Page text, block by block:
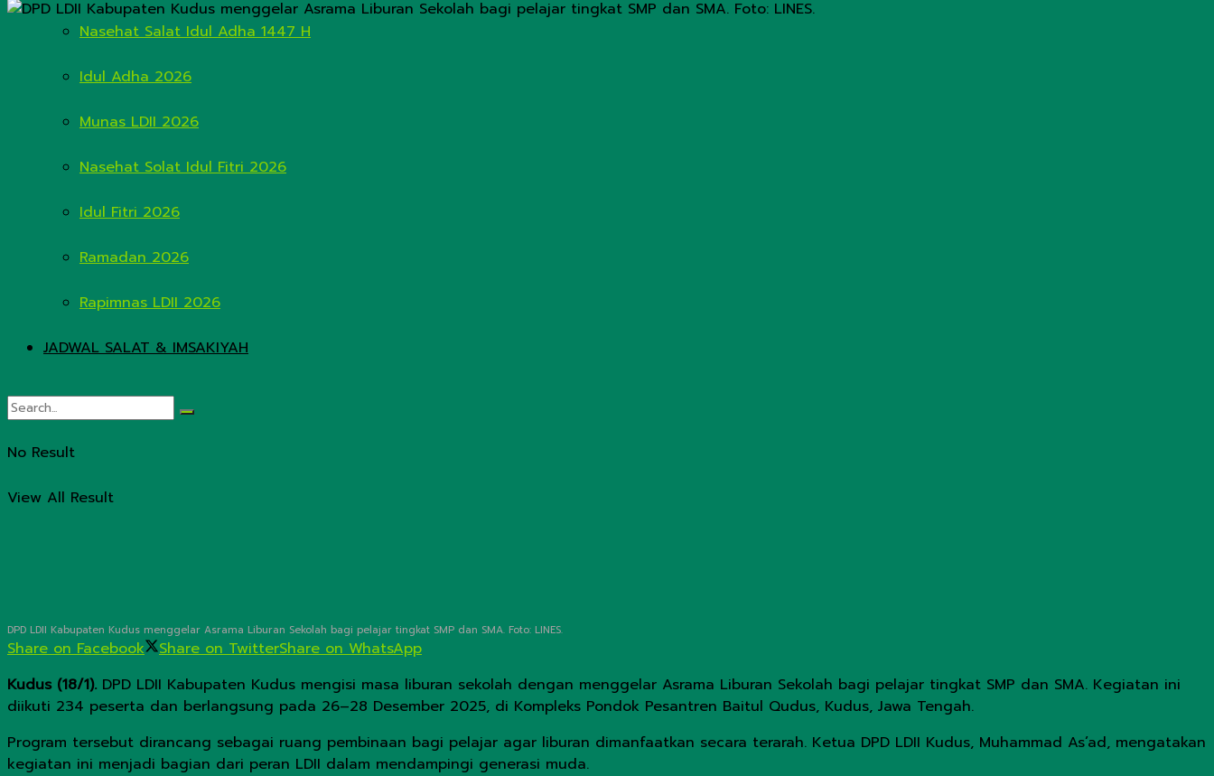
Nasehat Salat Idul Adha 1447 H
Idul Adha 2026
Munas LDII 2026
Nasehat Solat Idul Fitri 2026
Idul Fitri 2026
Ramadan 2026
Rapimnas LDII 2026
JADWAL SALAT & IMSAKIYAH
No Result
View All Result
DPD LDII Kabupaten Kudus menggelar Asrama Liburan Sekolah bagi pelajar tingkat SMP dan SMA. Foto: LINES.
Share on Facebook Share on TwitterShare on WhatsApp
Kudus (18/1). DPD LDII Kabupaten Kudus mengisi masa liburan sekolah dengan menggelar Asrama Liburan Sekolah bagi pelajar tingkat SMP dan SMA. Kegiatan ini
diikuti 234 peserta dan berlangsung pada 26–28 Desember 2025, di Kompleks Pondok Pesantren Baitul Qudus, Kudus, Jawa Tengah.
Program tersebut dirancang sebagai ruang pembinaan bagi pelajar agar liburan dimanfaatkan secara terarah. Ketua DPD LDII Kudus, Muhammad As’ad, mengatakan
kegiatan ini menjadi bagian dari peran LDII dalam mendampingi generasi muda.